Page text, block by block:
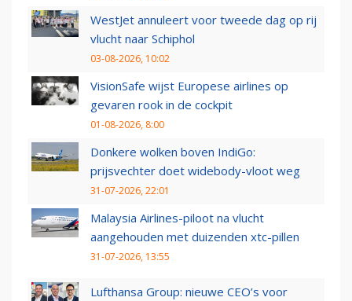
WestJet annuleert voor tweede dag op rij
vlucht naar Schiphol
03-08-2026, 10:02
VisionSafe wijst Europese airlines op
gevaren rook in de cockpit
01-08-2026, 8:00
Donkere wolken boven IndiGo:
prijsvechter doet widebody-vloot weg
31-07-2026, 22:01
Malaysia Airlines-piloot na vlucht
aangehouden met duizenden xtc-pillen
31-07-2026, 13:55
Lufthansa Group: nieuwe CEO’s voor